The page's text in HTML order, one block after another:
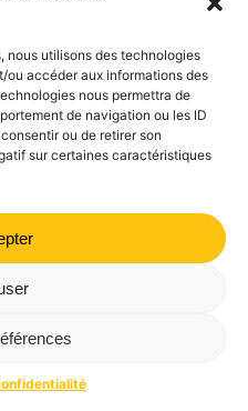
nous utilisons des technologies
accéder aux informations des
nous permettra de
de navigation ou les ID
ou de retirer son
sur certaines caractéristiques
26310 Valdrôme | 04 75
légales Plan du site